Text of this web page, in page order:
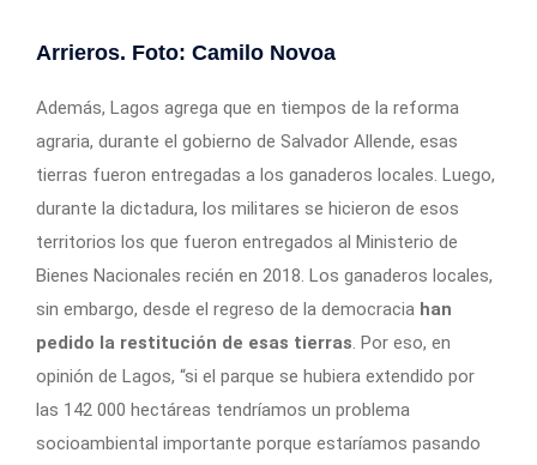
Arrieros. Foto: Camilo Novoa
Además, Lagos agrega que en tiempos de la reforma
agraria, durante el gobierno de Salvador Allende, esas
tierras fueron entregadas a los ganaderos locales. Luego,
durante la dictadura, los militares se hicieron de esos
territorios los que fueron entregados al Ministerio de
Bienes Nacionales recién en 2018. Los ganaderos locales,
sin embargo, desde el regreso de la democracia han
pedido la restitución de esas tierras. Por eso, en
opinión de Lagos, “si el parque se hubiera extendido por
las 142 000 hectáreas tendríamos un problema
socioambiental importante porque estaríamos pasando